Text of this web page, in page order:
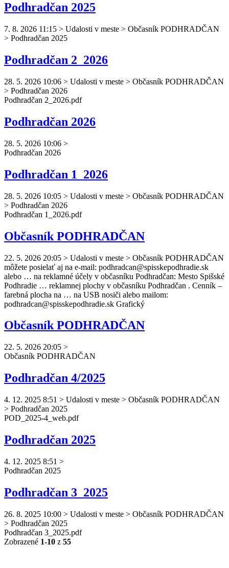
Podhradčan 2025
7. 8. 2026 11:15 > Udalosti v meste > Občasník PODHRADČAN
> Podhradčan 2025
Podhradčan 2_2026
28. 5. 2026 10:06 > Udalosti v meste > Občasník PODHRADČAN
> Podhradčan 2026
Podhradčan 2_2026.pdf
Podhradčan 2026
28. 5. 2026 10:06 >
Podhradčan 2026
Podhradčan 1_2026
28. 5. 2026 10:05 > Udalosti v meste > Občasník PODHRADČAN
> Podhradčan 2026
Podhradčan 1_2026.pdf
Občasník PODHRADČAN
22. 5. 2026 20:05 > Udalosti v meste > Občasník PODHRADČAN
môžete posielať aj na e-mail: podhradcan@spisskepodhradie.sk
alebo … na reklamné účely v občasníku Podhradčan: Mesto Spišské
Podhradie … reklamnej plochy v občasníku Podhradčan . Cenník –
farebná plocha na … na USB nosiči alebo mailom:
podhradcan@spisskepodhradie.sk Grafický
Občasník PODHRADČAN
22. 5. 2026 20:05 >
Občasník PODHRADČAN
Podhradčan 4/2025
4. 12. 2025 8:51 > Udalosti v meste > Občasník PODHRADČAN
> Podhradčan 2025
POD_2025-4_web.pdf
Podhradčan 2025
4. 12. 2025 8:51 >
Podhradčan 2025
Podhradčan 3_2025
26. 8. 2025 10:00 > Udalosti v meste > Občasník PODHRADČAN
> Podhradčan 2025
Podhradčan 3_2025.pdf
Zobrazené 1-10 z 55